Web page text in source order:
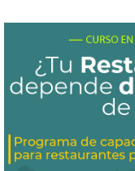
Artículo anterior
Principales razones
que algunos
fracasan.
Artículos